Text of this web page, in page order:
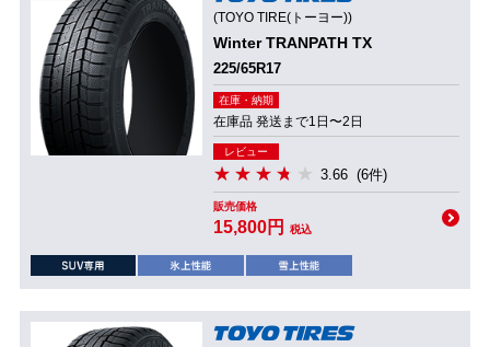
(TOYO TIRE(トーヨー))
Winter TRANPATH TX
225/65R17
在庫・納期
在庫品 発送まで1日〜2日
レビュー
3.66 (6件)
販売価格
15,800円 税込